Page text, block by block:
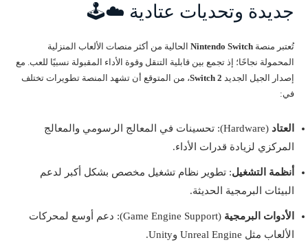
جديدة وتحديات عتادية ☁️🕹️
تُعتبر منصة Nintendo Switch الحالية من أكثر منصات الألعاب المنزلية
المحمولة نجاحًا؛ إذ تجمع بين قابلية التنقل وقوة الأداء المقبولة نسبيًا للعب. مع
إصدار الجيل الجديد Switch 2، من المتوقع أن تشهد المنصة تطويرات تختلف
في:
العتاد
(Hardware): تحسينات في المعالج الرسومي والمعالج
المركزي لزيادة قدرات الأداء.
أنظمة التشغيل: تطوير نظام تشغيل مخصص بشكل أكبر لدعم
البيئات البرمجية الحديثة.
الأدوات البرمجية
(Game Engine Support): دعم أوسع لمحركات
الألعاب مثل Unreal Engine وUnity.